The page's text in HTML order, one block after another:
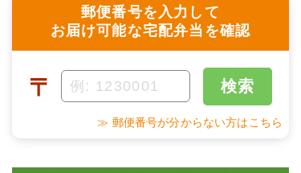
アジと茄子の胡麻味噌だれ
花人参
甘酢蓮根
だし巻き玉子
品数 4品
塩分 1.3g
タンパク質 5.5g
郵便番号を入力して
お届け可能な宅配弁当を確認
〒 検索
≫ 郵便番号が分からない方はこちら